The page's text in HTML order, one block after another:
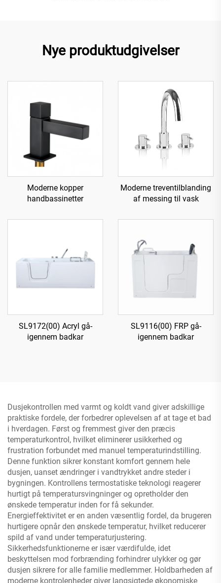
Nye produktudgivelser
Moderne kopper
handbassinetter
Moderne treventilblanding
af messing til vask
SL9172(00) Acryl gå-
igennem badkar
SL9116(00) FRP gå-
igennem badkar
Dusjekontrollen med varmt og koldt vand giver adskillige
praktiske fordele, der forbedrer oplevelsen af at tage et bad
i hverdagen. Først og fremmest giver den præcis
temperaturkontrol, hvilket eliminerer usikkerhed og
frustration forbundet med manuel temperaturindstilling.
Denne funktion sikrer konstant komfort gennem hele
dusjen, uanset ændringer i vandtrykket andre steder i
bygningen. Kontrollens termostatiske teknologi reagerer
hurtigt på temperatursvingninger og opretholder den
ønskede temperatur inden for få sekunder.
Energieffektivitet er en anden væsentlig fordel, da brugeren
hurtigere opnår den ønskede temperatur, hvilket reducerer
spild af vand under temperaturjustering.
Sikkerhedsfunktionerne er især værdifulde, idet
beskyttelsen mod forbrænding forhindrer ulykker og gør
dusjen sikrere for alle familie medlemmer. Holdbarheden af
moderne kontrolenheder giver langsigtede økonomiske